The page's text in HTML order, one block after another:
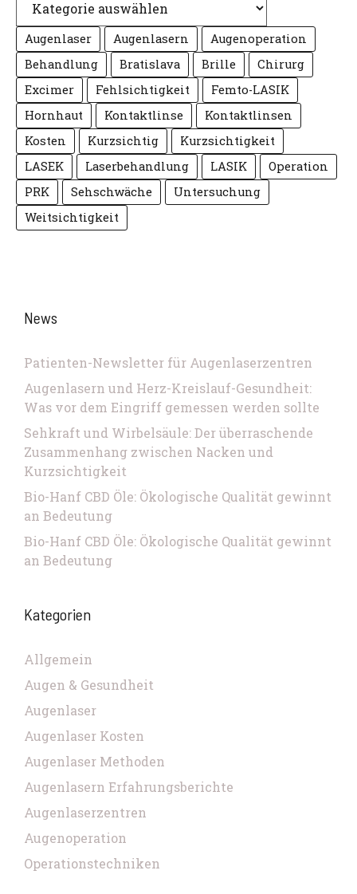
Augenlaser Augenlasern
Augenoperation
Behandlung
Bratislava Brille
Chirurg
Excimer
Fehlsichtigkeit
Femto-LASIK
Hornhaut
Kontaktlinse
Kontaktlinsen
Kosten
Kurzsichtig
Kurzsichtigkeit
LASEK
Laserbehandlung LASIK
Operation
PRK
Sehschwäche
Untersuchung
Weitsichtigkeit
News
Patienten-Newsletter für Augenlaserzentren
Augenlasern und Herz-Kreislauf-Gesundheit:
Was vor dem Eingriff gemessen werden sollte
Sehkraft und Wirbelsäule: Der überraschende
Zusammenhang zwischen Nacken und
Kurzsichtigkeit
Bio-Hanf CBD Öle: Ökologische Qualität gewinnt
an Bedeutung
Bio-Hanf CBD Öle: Ökologische Qualität gewinnt
an Bedeutung
Kategorien
Allgemein
Augen & Gesundheit
Augenlaser
Augenlaser Kosten
Augenlaser Methoden
Augenlasern Erfahrungsberichte
Augenlaserzentren
Augenoperation
Operationstechniken